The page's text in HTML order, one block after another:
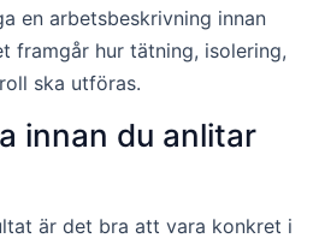
en arbetsbeskrivning innan
framgår hur tätning, isolering,
ska utföras.
innan du anlitar
är det bra att vara konkret i